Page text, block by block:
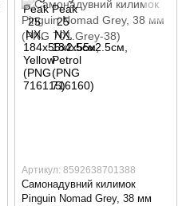
Артикул: 8592638701388
Самонадувний килимок
Pinguin Nomad Grey, 38 мм